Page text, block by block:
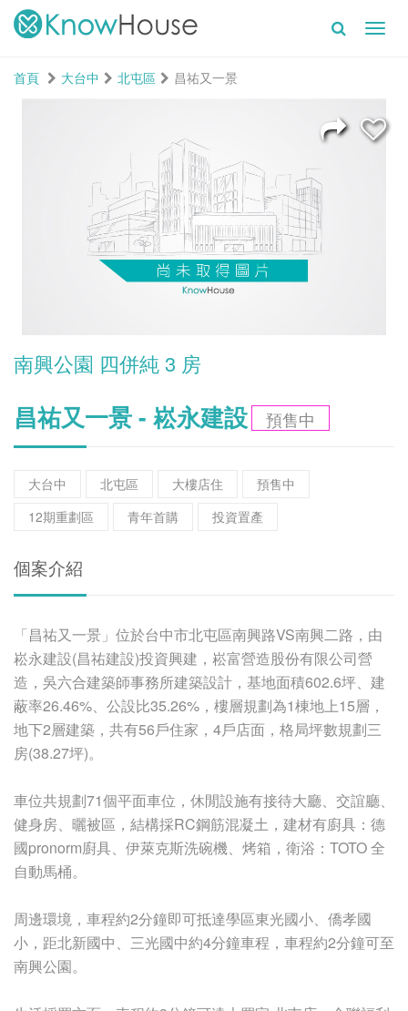
首頁
大台中 北屯區 昌祐又一景
南興公園 四併純 3 房
昌祐又一景 - 崧永建設 預售中
大台中 北屯區 大樓店住
預售中
12期重劃區
青年首購 投資置產
個案介紹
「昌祐又一景」位於台中市北屯區南興路VS南興二路，由
崧永建設(昌祐建設)投資興建，崧富營造股份有限公司營
造，吳六合建築師事務所建築設計，基地面積602.6坪、建
蔽率26.46%、公設比35.26%，樓層規劃為1棟地上15層，
地下2層建築，共有56戶住家，4戶店面，格局坪數規劃三
房(38.27坪)。
車位共規劃71個平面車位，休閒設施有接待大廳、交誼廳、
健身房、曬被區，結構採RC鋼筋混凝土，建材有廚具：德
國pronorm廚具、伊萊克斯洗碗機、烤箱，衛浴：TOTO 全
自動馬桶。
周邊環境，車程約2分鐘即可抵達學區東光國小、僑孝國
小，距北新國中、三光國中約4分鐘車程，車程約2分鐘可至
南興公園。